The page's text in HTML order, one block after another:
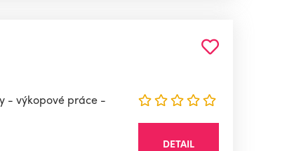
- výkopové práce -
DETAIL